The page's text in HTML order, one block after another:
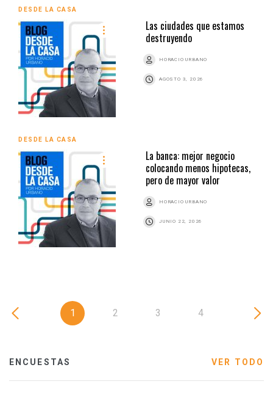
DESDE LA CASA
Las ciudades que estamos
destruyendo
HORACIO URBANO
AGOSTO 3, 2026
DESDE LA CASA
La banca: mejor negocio
colocando menos hipotecas,
pero de mayor valor
HORACIO URBANO
JUNIO 22, 2026
1 2 3 4
ENCUESTAS VER TODO